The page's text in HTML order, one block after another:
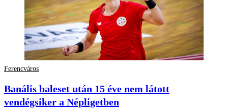
Ferencváros
Banális baleset után 15 éve nem látott
vendégsiker a Népligetben